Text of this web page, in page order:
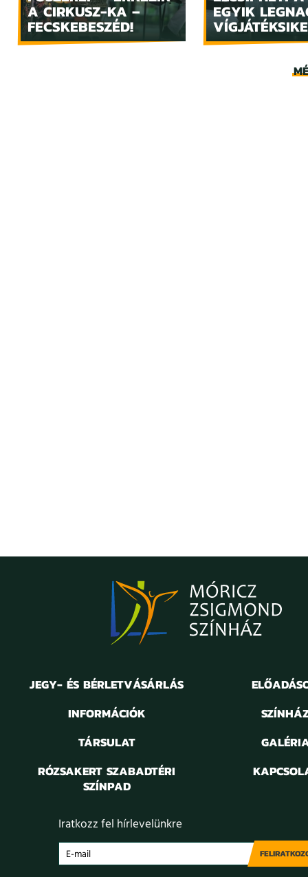
A CIRKUSZ-KA –
FECSKEBESZÉD!
EGYIK
JEGY- ÉS BÉRLETVÁSÁRLÁS
INFORMÁCIÓK
TÁRSULAT
RÓZSAKERT SZABADTÉRI
SZÍNPAD
Iratkozz fel hírlevelünkre